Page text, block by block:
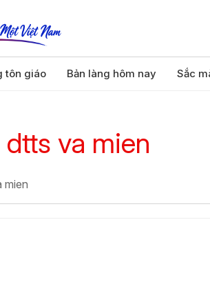
tôn giáo Bản làng hôm nay Sắc
va mien
mien